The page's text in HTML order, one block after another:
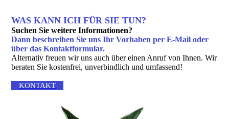
WAS KANN ICH FÜR SIE TUN?
Suchen Sie weitere Informationen?
Dann beschreiben Sie uns Ihr Vorhaben per E-Mail oder
über das Kontakt­formular.
Alternativ freuen wir uns auch über einen Anruf von Ihnen. Wir
beraten Sie kostenfrei, unverbindlich und umfassend!
KONTAKT